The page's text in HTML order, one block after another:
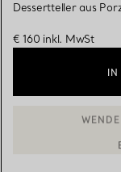
Dessertteller aus
€ 160 inkl. MwSt